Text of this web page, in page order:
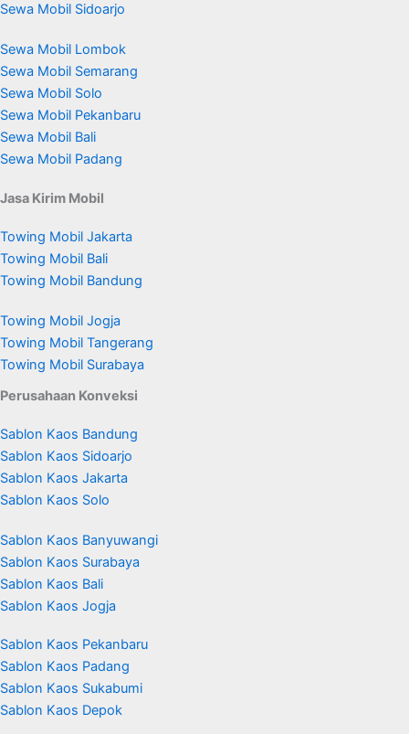
Sewa Mobil Sidoarjo
Sewa Mobil Lombok
Sewa Mobil Semarang
Sewa Mobil Solo
Sewa Mobil Pekanbaru
Sewa Mobil Bali
Sewa Mobil Padang
Jasa Kirim Mobil
Towing Mobil Jakarta
Towing Mobil Bali
Towing Mobil Bandung
Towing Mobil Jogja
Towing Mobil Tangerang
Towing Mobil Surabaya
Perusahaan Konveksi
Sablon Kaos Bandung
Sablon Kaos Sidoarjo
Sablon Kaos Jakarta
Sablon Kaos Solo
Sablon Kaos Banyuwangi
Sablon Kaos Surabaya
Sablon Kaos Bali
Sablon Kaos Jogja
Sablon Kaos Pekanbaru
Sablon Kaos Padang
Sablon Kaos Sukabumi
Sablon Kaos Depok